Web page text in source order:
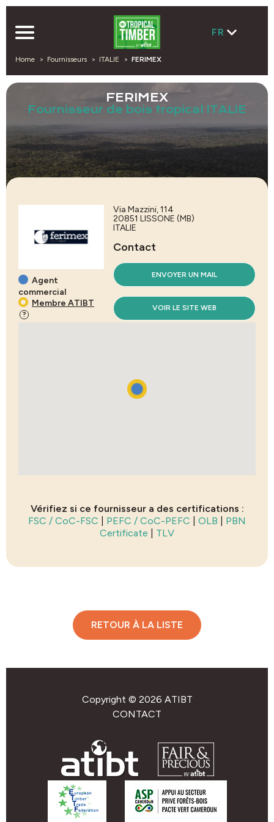
FR
Home Fournisseurs ITALIE FERIMEX
FERIMEX
Fournisseur de bois tropical ITALIE
Agent
commercial
Membre ATIBT
?
Via Mazzini, 114
20851 LISSONE (MB)
ITALIE
Contact
ENVOYER UN MAIL
VOIR LE SITE WEB
Vérifiez si ce fournisseur a des certifications :
FSC / CoC-FSC
PEFC / CoC-PEFC OLB
PBN
Certificate
TLV
RETOUR À LA LISTE
Copyright © 2026 ATIBT
CONTACT